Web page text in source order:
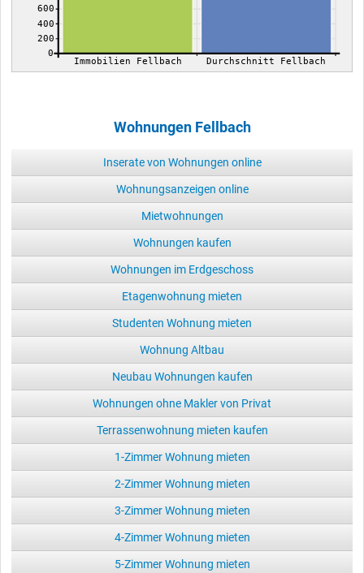
0
200
400
600
Immobilien Fellbach Durchschnitt Fellbach
Wohnungen Fellbach
Inserate von Wohnungen online
Wohnungsanzeigen online
Mietwohnungen
Wohnungen kaufen
Wohnungen im Erdgeschoss
Etagenwohnung mieten
Studenten Wohnung mieten
Wohnung Altbau
Neubau Wohnungen kaufen
Wohnungen ohne Makler von Privat
Terrassenwohnung mieten kaufen
1-Zimmer Wohnung mieten
2-Zimmer Wohnung mieten
3-Zimmer Wohnung mieten
4-Zimmer Wohnung mieten
5-Zimmer Wohnung mieten